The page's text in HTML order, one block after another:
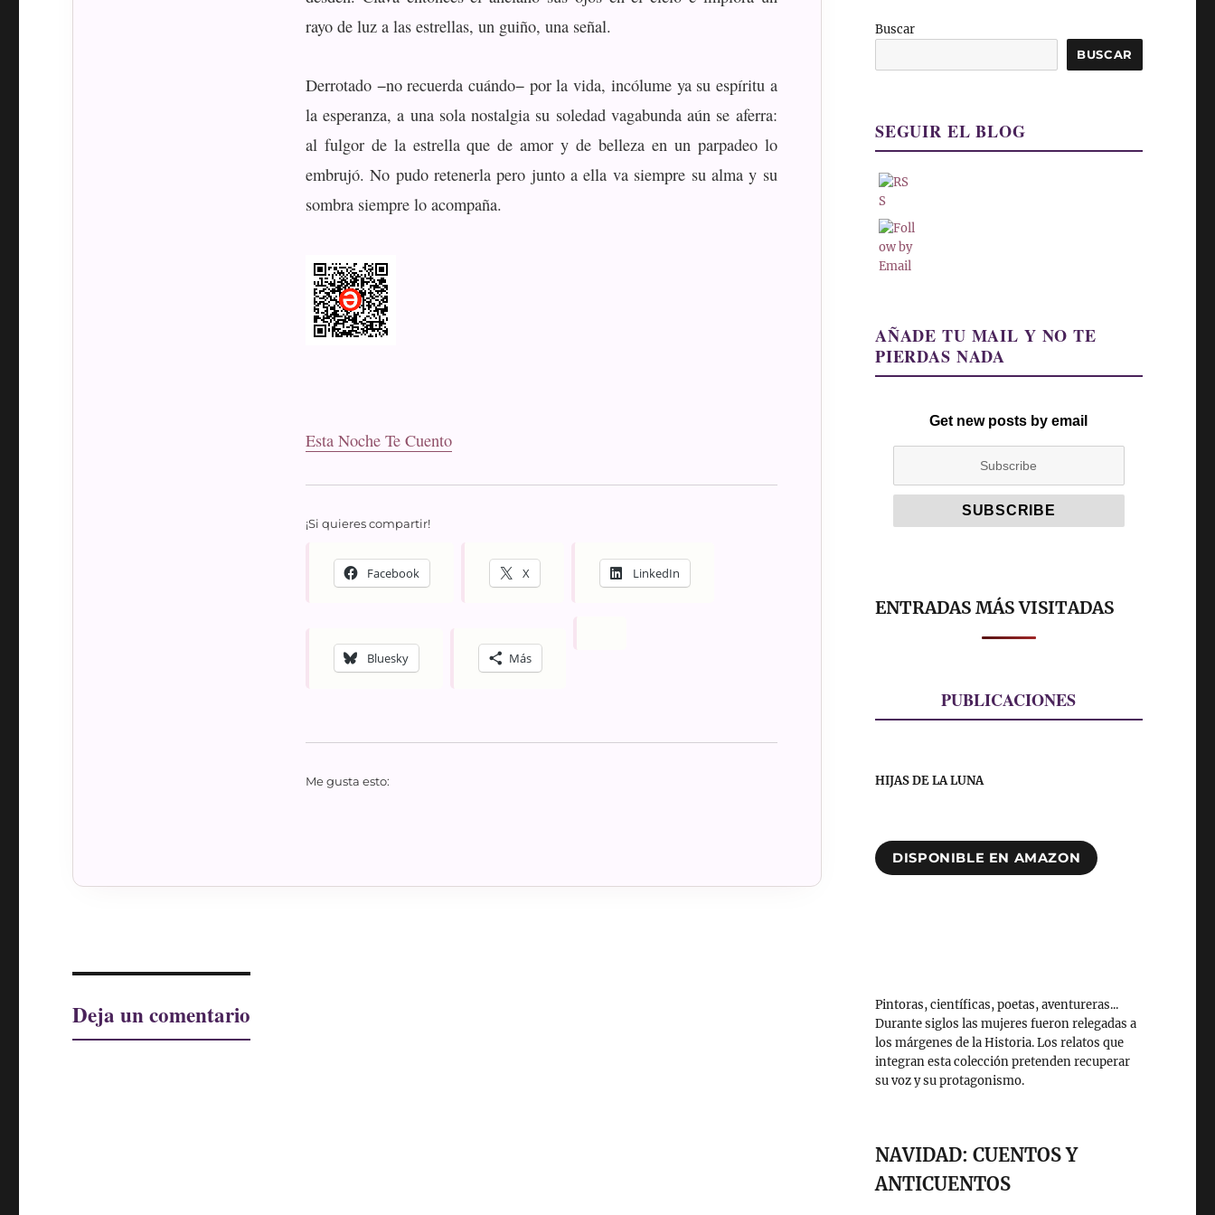
rayo de luz a las estrellas, un guiño, una señal.
Derrotado −no recuerda cuándo− por la vida, incólume ya su espíritu a
la esperanza, a una sola nostalgia su soledad vagabunda aún se aferra:
al fulgor de la estrella que de amor y de belleza en un parpadeo lo
embrujó. No pudo retenerla pero junto a ella va siempre su alma y su
sombra siempre lo acompaña.
Esta Noche Te Cuento
¡Si quieres compartir!
Facebook X LinkedIn
Bluesky Más
Me gusta esto:
Deja un comentario
Buscar
BUSCAR
SEGUIR EL BLOG
AÑADE TU MAIL Y NO TE
PIERDAS NADA
Get new posts by email
ENTRADAS MÁS VISITADAS
PUBLICACIONES
HIJAS DE LA LUNA
DISPONIBLE EN AMAZON
Pintoras, científicas, poetas, aventureras...
Durante siglos las mujeres fueron relegadas a
los márgenes de la Historia. Los relatos que
integran esta colección pretenden recuperar
su voz y su protagonismo.
NAVIDAD: CUENTOS Y
ANTICUENTOS